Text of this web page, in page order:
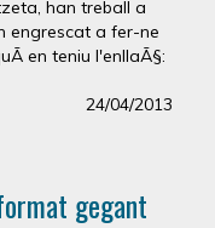
han treball a
engrescat a fer-ne
en teniu l'enllaÃ§:
24/04/2013
gegant